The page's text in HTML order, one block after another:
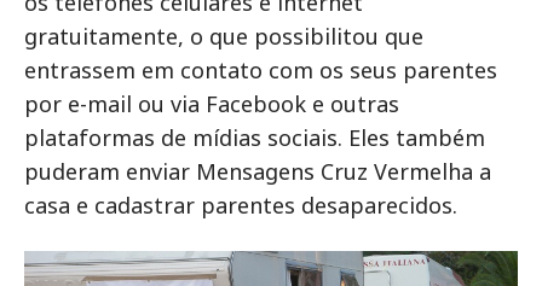
gratuitamente, o que possibilitou que
entrassem em contato com os seus parentes
por e-mail ou via Facebook e outras
plataformas de mídias sociais. Eles também
puderam enviar Mensagens Cruz Vermelha a
casa e cadastrar parentes desaparecidos.